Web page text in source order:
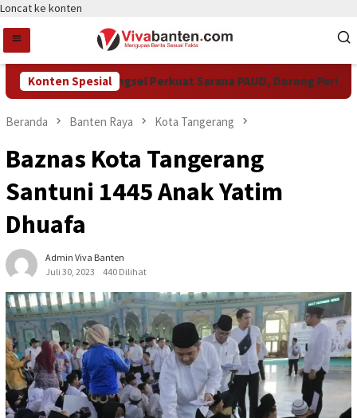
Loncat ke konten
Konten Spesial
Pemkot Tangsel Perkuat Sarana PAUD, Dorong Partisipasi
Beranda Banten Raya Kota Tangerang
Baznas Kota Tangerang
Santuni 1445 Anak Yatim
Dhuafa
Admin Viva Banten
Juli 30, 2023
440 Dilihat